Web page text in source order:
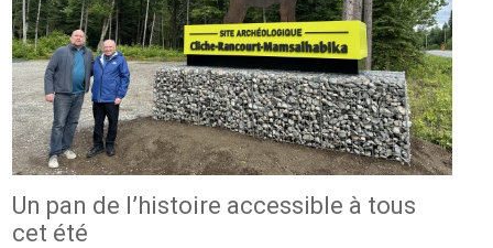
Un pan de l’histoire accessible à tous
cet été